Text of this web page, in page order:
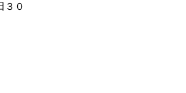
３０